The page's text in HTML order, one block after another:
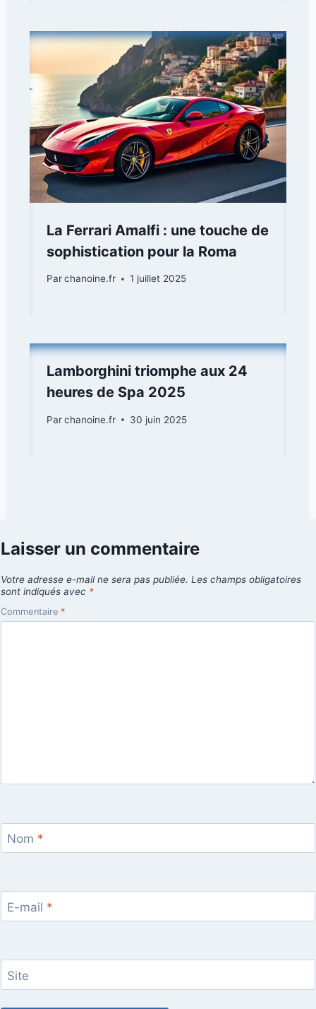
La Ferrari Amalfi : une touche de
sophistication pour la Roma
Parchanoine.fr 1 juillet 2025
Lamborghini triomphe aux 24
heures de Spa 2025
Parchanoine.fr 30 juin 2025
Laisser un commentaire
Votre adresse e-mail ne sera pas publiée. Les champs obligatoires
sont indiqués avec *
Commentaire *
Nom *
E-mail *
Site